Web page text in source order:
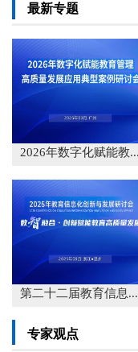
最新专题
2026年数字化赋能教...
第二十二届教育信息...
专家观点